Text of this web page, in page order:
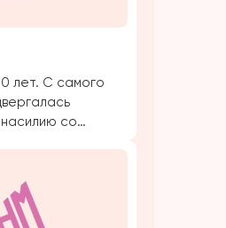
почти 5
сделал
Мы […]
лет. С самого
со
плохих
меня сильно
Даже не знаю с